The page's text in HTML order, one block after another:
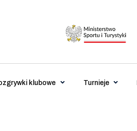
klubowe Turnieje